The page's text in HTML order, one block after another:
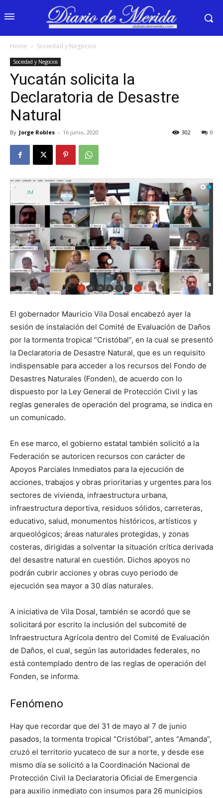
Home Sociedad y Negocios
Sociedad y Negocios
Yucatán solicita la
Declaratoria de Desastre
Natural
By Jorge Robles - 16 junio, 2020 0
302
El gobernador Mauricio Vila Dosal encabezó ayer la
sesión de instalación del Comité de Evaluación de Daños
por la tormenta tropical “Cristóbal”, en la cual se presentó
la Declaratoria de Desastre Natural, que es un requisito
indispensable para acceder a los recursos del Fondo de
Desastres Naturales (Fonden), de acuerdo con lo
dispuesto por la Ley General de Protección Civil y las
reglas generales de operación del programa, se indica en
un comunicado.
En ese marco, el gobierno estatal también solicitó a la
Federación se autoricen recursos con carácter de
Apoyos Parciales Inmediatos para la ejecución de
acciones, trabajos y obras prioritarias y urgentes para los
sectores de vivienda, infraestructura urbana,
infraestructura deportiva, residuos sólidos, carreteras,
educativo, salud, monumentos históricos, artísticos y
arqueológicos; áreas naturales protegidas, y zonas
costeras, dirigidas a solventar la situación crítica derivada
del desastre natural en cuestión. Dichos apoyos no
podrán cubrir acciones y obras cuyo periodo de
ejecución sea mayor a 30 días naturales.
A iniciativa de Vila Dosal, también se acordó que se
solicitará por escrito la inclusión del subcomité de
Infraestructura Agrícola dentro del Comité de Evaluación
de Daños, el cual, según las autoridades federales, no
está contemplado dentro de las reglas de operación del
Fonden, se informa.
Fenómeno
Hay que recordar que del 31 de mayo al 7 de junio
pasados, la tormenta tropical “Cristóbal”, antes “Amanda”,
cruzó el territorio yucateco de sur a norte, y desde ese
mismo día se solicitó a la Coordinación Nacional de
Protección Civil la Declaratoria Oficial de Emergencia
para auxilio inmediato con insumos para 26 municipios